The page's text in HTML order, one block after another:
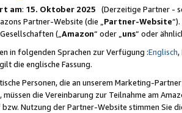
am: 15. Oktober 2025 (Derzeitige Partner -
Partner-Website (die „Partner-Website
(„Amazon“ oder „uns“ oder
in folgenden Sprachen zur Verfügung :Englisch,
die englische Fassung.
Personen, die an unserem Marketing-
müssen die Vereinbarung zur Teilnahme am
Nutzung der Partner-Website stimmen Sie